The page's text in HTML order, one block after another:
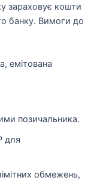
зараховує кошти
банку. Вимоги до
емітована
позичальника.
для
обмежень,